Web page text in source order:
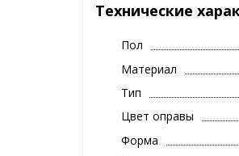
Технические
Пол
Материал
Тип
Цвет оправы
Форма